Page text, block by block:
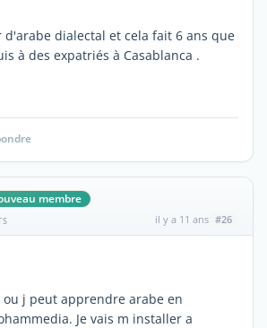
d'arabe dialectal et cela fait 6 ans que
à des expatriés à Casablanca .
membre
il y a 11 ans #26
ou j peut apprendre arabe en
Je vais m installer a